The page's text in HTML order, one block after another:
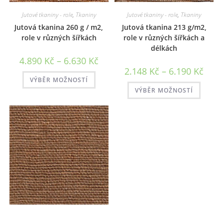
Jutové tkaniny - role, Tkaniny
Jutová tkanina 260 g / m2,
role v různých šířkách
4.890 Kč – 6.630 KčRozpětí
cen:
4.890 Kč
VÝBĚR MOŽNOSTÍ
Tento
má
Možnosti
lze
vybrat
na
stránce
produktu
Jutové tkaniny - role, Tkaniny
Jutová tkanina 213 g/m2,
role v různých šířkách a
délkách
2.148 Kč – 6.190 Kč
VÝBĚR MOŽNOSTÍ
Tento
má